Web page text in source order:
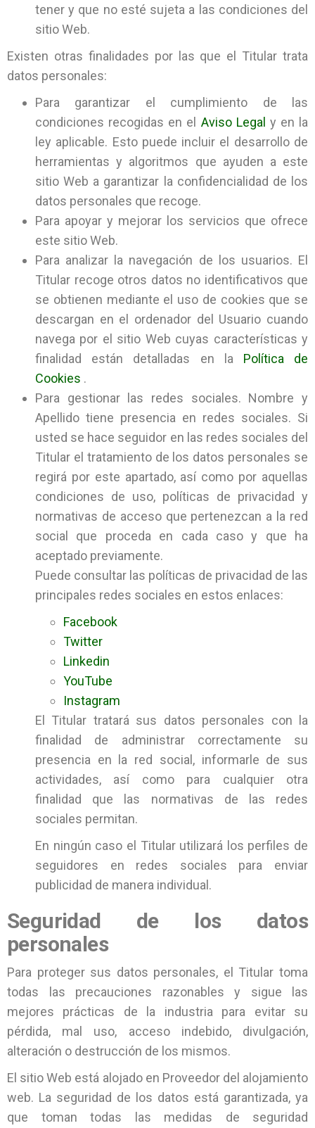
tener y que no esté sujeta a las condiciones del
sitio Web.
Existen otras finalidades por las que el Titular trata
datos personales:
Para garantizar el cumplimiento de las
condiciones recogidas en el Aviso Legal y en la
ley aplicable. Esto puede incluir el desarrollo de
herramientas y algoritmos que ayuden a este
sitio Web a garantizar la confidencialidad de los
datos personales que recoge.
Para apoyar y mejorar los servicios que ofrece
este sitio Web.
Para analizar la navegación de los usuarios. El
Titular recoge otros datos no identificativos que
se obtienen mediante el uso de cookies que se
descargan en el ordenador del Usuario cuando
navega por el sitio Web cuyas características y
finalidad están detalladas en la Política de
Cookies .
Para gestionar las redes sociales. Nombre y
Apellido tiene presencia en redes sociales. Si
usted se hace seguidor en las redes sociales del
Titular el tratamiento de los datos personales se
regirá por este apartado, así como por aquellas
condiciones de uso, políticas de privacidad y
normativas de acceso que pertenezcan a la red
social que proceda en cada caso y que ha
aceptado previamente.
Puede consultar las políticas de privacidad de las
principales redes sociales en estos enlaces:
Facebook
Twitter
Linkedin
YouTube
Instagram
El Titular tratará sus datos personales con la
finalidad de administrar correctamente su
presencia en la red social, informarle de sus
actividades, así como para cualquier otra
finalidad que las normativas de las redes
sociales permitan.
En ningún caso el Titular utilizará los perfiles de
seguidores en redes sociales para enviar
publicidad de manera individual.
Seguridad de los datos
personales
Para proteger sus datos personales, el Titular toma
todas las precauciones razonables y sigue las
mejores prácticas de la industria para evitar su
pérdida, mal uso, acceso indebido, divulgación,
alteración o destrucción de los mismos.
El sitio Web está alojado en Proveedor del alojamiento
web. La seguridad de los datos está garantizada, ya
que toman todas las medidas de seguridad